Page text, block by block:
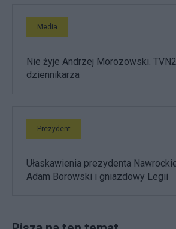
Media
Nie żyje Andrzej Morozowski.
dziennikarza
Prezydent
Ułaskawienia prezydenta
Adam Borowski i gniazdowy Legii